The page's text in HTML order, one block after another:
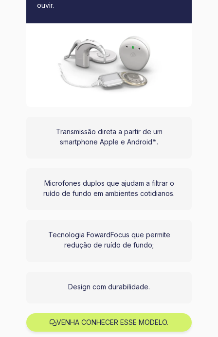
ouvir.
Transmissão direta a partir de um
smartphone Apple e Android™.
Microfones duplos que ajudam a filtrar o
ruído de fundo em ambientes cotidianos.
Tecnologia FowardFocus que permite
redução de ruído de fundo;
Design com durabilidade.
VENHA CONHECER ESSE MODELO.